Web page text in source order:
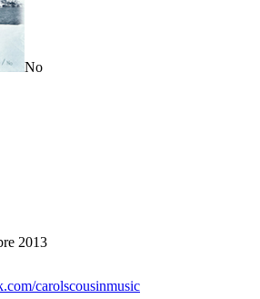
No
2013
carolscousinmusic